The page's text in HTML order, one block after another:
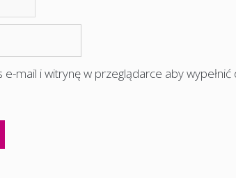
mail i witrynę w przeglądarce aby